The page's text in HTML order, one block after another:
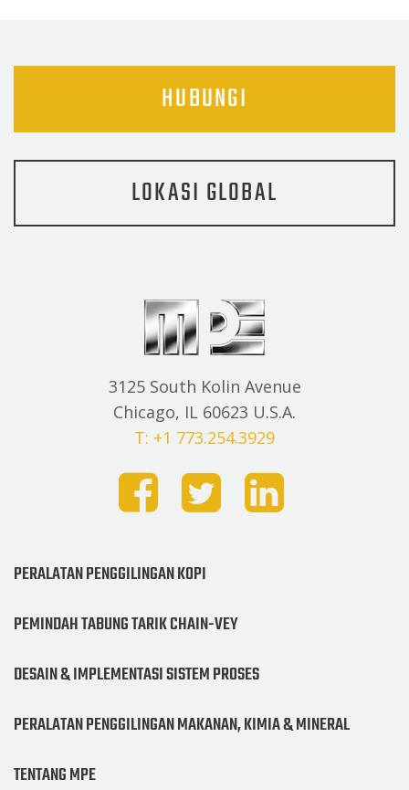
HUBUNGI
LOKASI GLOBAL
3125 South Kolin Avenue
Chicago, IL 60623 U.S.A.
T: +1 773.254.3929
PERALATAN PENGGILINGAN KOPI
PEMINDAH TABUNG TARIK CHAIN-VEY
DESAIN & IMPLEMENTASI SISTEM PROSES
PERALATAN PENGGILINGAN MAKANAN, KIMIA & MINERAL
TENTANG MPE